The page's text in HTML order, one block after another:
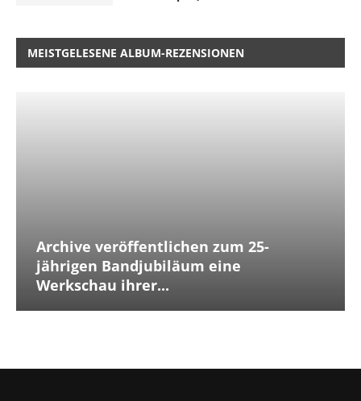
MEISTGELESENE ALBUM-REZENSIONEN
Archive veröffentlichen zum 25-
jährigen Bandjubiläum eine
Werkschau ihrer...